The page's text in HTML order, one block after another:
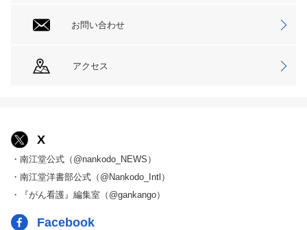
お問い合わせ
アクセス
X
・南江堂公式（@nankodo_NEWS）
・南江堂洋書部公式（@Nankodo_Intl）
・『がん看護』編集室（@gankango）
Facebook